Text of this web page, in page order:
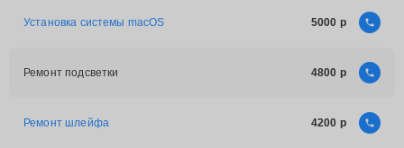
Установка системы macOS 5000
Ремонт подсветки 4800
Ремонт шлейфа 4200